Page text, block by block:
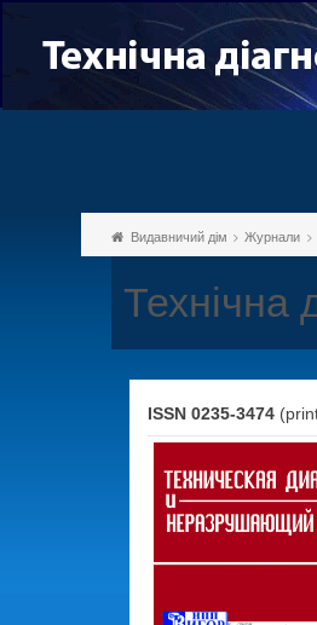
Видавничий дім Журнали
Технічна
ISSN 0235-3474